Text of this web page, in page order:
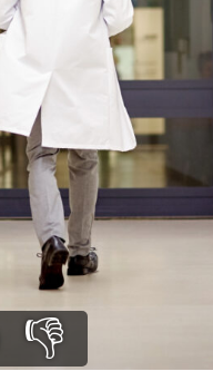
👎